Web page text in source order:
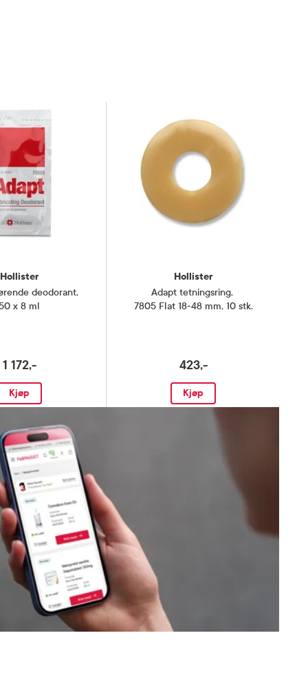
Hollister
deodorant,
x 8 ml
1 172,-
Kjøp
Hollister
Adapt tetningsring,
7805 Flat 18-48 mm, 10 stk.
423,-
Kjøp